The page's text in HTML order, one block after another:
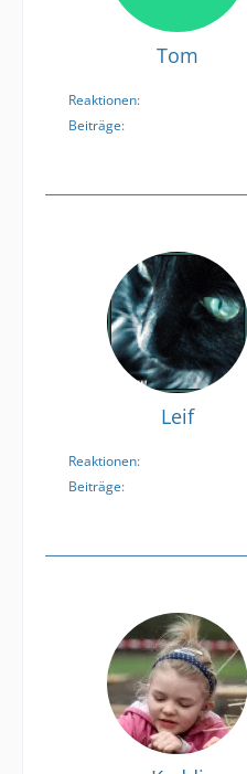
Tom
Reaktionen
Beiträge
Leif
Reaktionen
Beiträge